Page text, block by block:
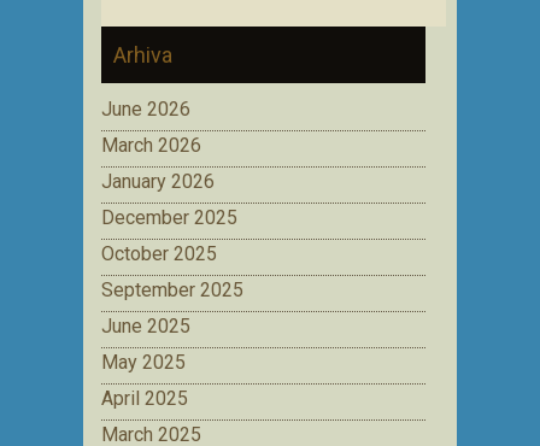
Arhiva
June 2026
March 2026
January 2026
December 2025
October 2025
September 2025
June 2025
May 2025
April 2025
March 2025